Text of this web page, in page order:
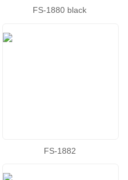
FS-1880 black
FS-1882